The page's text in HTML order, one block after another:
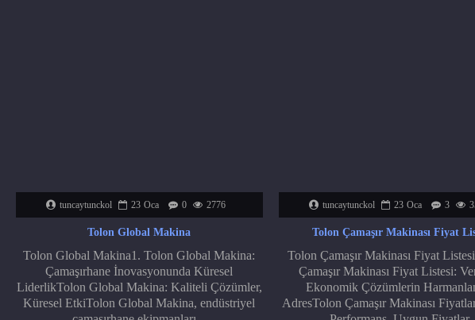
tuncaytunckol 23 Oca 0 2776
Tolon Global Makina
Tolon Global Makina1. Tolon Global Makina:
Çamaşırhane İnovasyonunda Küresel
LiderlikTolon Global Makina: Kaliteli Çözümler,
Küresel EtkiTolon Global Makina, endüstriyel
tuncaytunckol 23 Oca 3
Tolon Çamaşır Makinası Fiyat
Tolon Çamaşır Makinası Fiyat
Çamaşır Makinası Fiyat Listesi:
Ekonomik Çözümlerin
AdresTolon Çamaşır Makinası